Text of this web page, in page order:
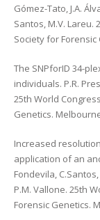
Gómez-Tato, J.A.
Santos, M.V.
Society for
The SNPforID 34-
individuals. P.R.
25th World
Genetics.
Increased
application of an
Fondevila,
P.M. Vallone. 25th
Forensic Genetics.